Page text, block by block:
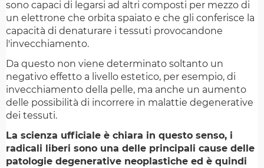
sono capaci di legarsi ad altri composti per mezzo di
un elettrone che orbita spaiato e che gli conferisce la
capacità di denaturare i tessuti provocandone
l'invecchiamento.
Da questo non viene determinato soltanto un
negativo effetto a livello estetico, per esempio, di
invecchiamento della pelle, ma anche un aumento
delle possibilità di incorrere in malattie degenerative
dei tessuti.
La scienza ufficiale è chiara in questo senso, i
radicali liberi sono una delle principali cause delle
patologie degenerative neoplastiche ed è quindi